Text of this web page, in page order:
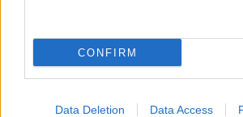
CONFIRM
Data Deletion Data Access
A fuoco un deposito con